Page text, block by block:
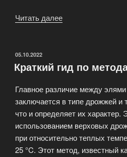
Читать далее
как
определяет
цвет
и
вкус»
ОПУБЛИКОВАНО
05.10.2022
Краткий гид по
Главное различие между
заключается в типе дрожжей и
что и определяет их характер.
использованием верховых
при относительно теплых
25 °C. Этот метод, известный